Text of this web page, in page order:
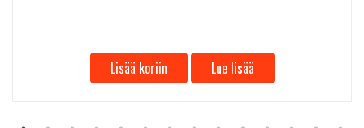
Lisää koriin Lue lisää